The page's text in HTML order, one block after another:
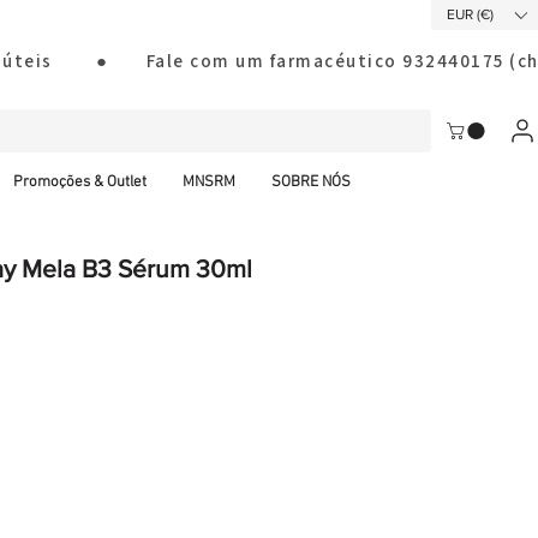
EUR (€)
úteis        ●       Fale com um farmacéutico
Promoções & Outlet MNSRM SOBRE NÓS
Mela B3 Sérum 30ml